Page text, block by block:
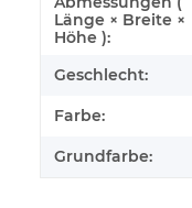
Länge × Breite ×
Höhe ):
Geschlecht:
Farbe:
Grundfarbe: